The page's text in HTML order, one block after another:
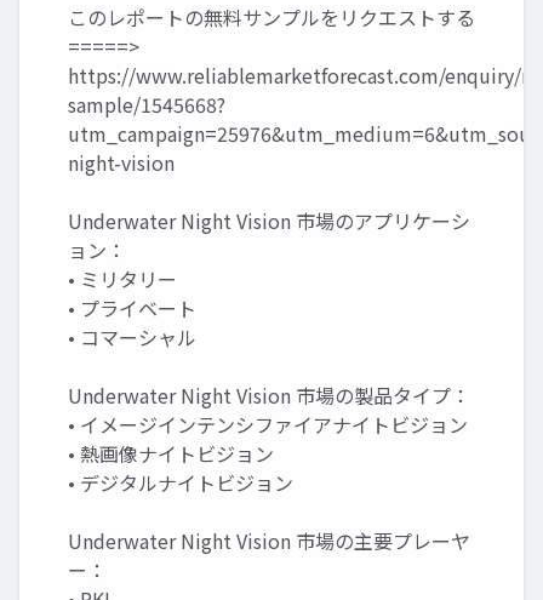
このレポートの無料サンプルをリクエストする
=====>
https://www.reliablemarketforecast.com/enquiry/
sample/1545668?
night-vision
Underwater Night Vision 市場のアプリケーシ
ョン：
• ミリタリー
• プライベート
• コマーシャル
Underwater Night Vision 市場の製品タイプ：
• イメージインテンシファイアナイトビジョン
• 熱画像ナイトビジョン
• デジタルナイトビジョン
Underwater Night Vision 市場の主要プレーヤ
ー：